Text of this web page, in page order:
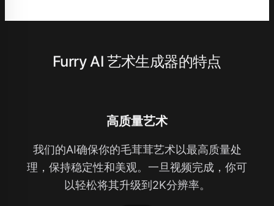
Furry AI 艺术生成器的特点
高质量艺术
我们的AI确保你的毛茸茸艺术以最高质量处
理，保持稳定性和美观。一旦视频完成，你可
以轻松将其升级到2K分辨率。